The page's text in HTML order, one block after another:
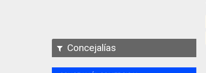
Concejalías